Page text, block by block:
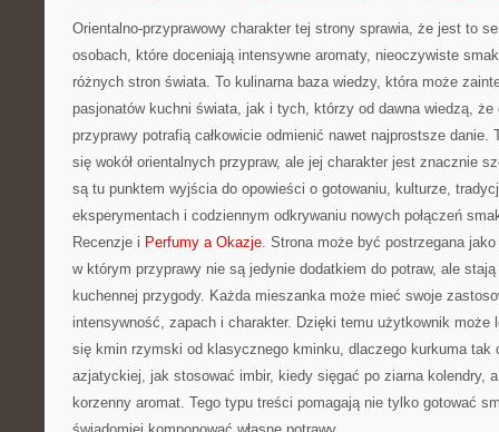
Orientalno-przyprawowy charakter tej strony sprawia, że jest to
osobach, które doceniają intensywne aromaty, nieoczywiste
różnych stron świata. To kulinarna baza wiedzy, która może
pasjonatów kuchni świata, jak i tych, którzy od dawna wiedzą, że
przyprawy potrafią całkowicie odmienić nawet najprostsze danie.
się wokół orientalnych przypraw, ale jej charakter jest znacznie
są tu punktem wyjścia do opowieści o gotowaniu, kulturze,
eksperymentach i codziennym odkrywaniu nowych połączeń
Recenzje i Perfumy a Okazje. Strona może być postrzegana
w którym przyprawy nie są jedynie dodatkiem do potraw, ale stają
kuchennej przygody. Każda mieszanka może mieć swoje
intensywność, zapach i charakter. Dzięki temu użytkownik może
się kmin rzymski od klasycznego kminku, dlaczego kurkuma tak
azjatyckiej, jak stosować imbir, kiedy sięgać po ziarna kolendry,
korzenny aromat. Tego typu treści pomagają nie tylko gotować